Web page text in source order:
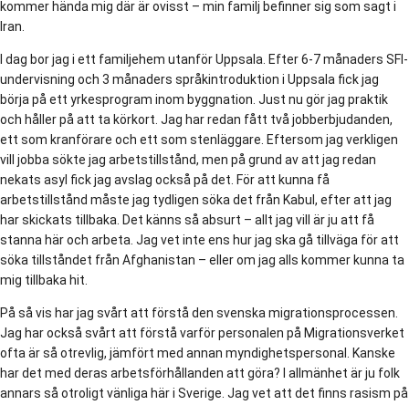
kommer hända mig där är ovisst – min familj befinner sig som sagt i
Iran.
I dag bor jag i ett familjehem utanför Uppsala. Efter 6-7 månaders SFI-
undervisning och 3 månaders språkintroduktion i Uppsala fick jag
börja på ett yrkesprogram inom byggnation. Just nu gör jag praktik
och håller på att ta körkort. Jag har redan fått två jobberbjudanden,
ett som kranförare och ett som stenläggare. Eftersom jag verkligen
vill jobba sökte jag arbetstillstånd, men på grund av att jag redan
nekats asyl fick jag avslag också på det. För att kunna få
arbetstillstånd måste jag tydligen söka det från Kabul, efter att jag
har skickats tillbaka. Det känns så absurt – allt jag vill är ju att få
stanna här och arbeta. Jag vet inte ens hur jag ska gå tillväga för att
söka tillståndet från Afghanistan – eller om jag alls kommer kunna ta
mig tillbaka hit.
På så vis har jag svårt att förstå den svenska migrationsprocessen.
Jag har också svårt att förstå varför personalen på Migrationsverket
ofta är så otrevlig, jämfört med annan myndighetspersonal. Kanske
har det med deras arbetsförhållanden att göra? I allmänhet är ju folk
annars så otroligt vänliga här i Sverige. Jag vet att det finns rasism på